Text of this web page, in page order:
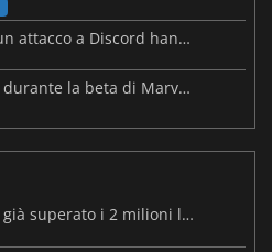
Le mappe dei malware e un attacco a Discord hanno colpito Meccha Chameleon
PlayStation Network in tilt durante la beta di Marvel Tōkon
Resident Evil: Veronica ha già superato i 2 milioni liste dei desideri